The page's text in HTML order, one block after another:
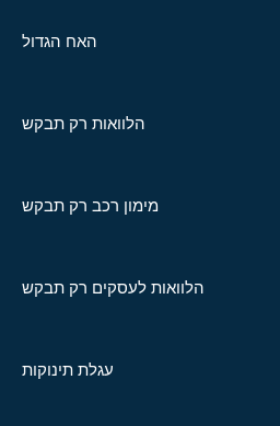
האח הגדול
הלוואות רק תבקש
מימון רכב רק תבקש
הלוואות לעסקים רק תבקש
עגלת תינוקות